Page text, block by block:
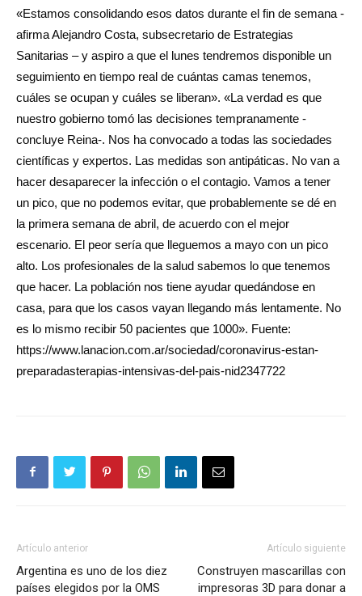
«Estamos consolidando esos datos durante el fin de semana -
afirma Alejandro Costa, subsecretario de Estrategias
Sanitarias – y aspiro a que el lunes tendremos disponible un
seguimiento en tiempo real de cuántas camas tenemos,
cuáles se ocupan y cuáles se liberan». «La verdad es que
nuestro gobierno tomó las decisiones tempranamente -
concluye Reina-. Nos ha convocado a todas las sociedades
científicas y expertos. Las medidas son antipáticas. No van a
hacer desaparecer la infección o el contagio. Vamos a tener
un pico, que no podemos evitar, que probablemente se dé en
la primera semana de abril, de acuerdo con el mejor
escenario. El peor sería que lleguemos a mayo con un pico
alto. Los profesionales de la salud sabemos lo que tenemos
que hacer. La población nos tiene ayudar quedándose en
casa, para que los casos vayan llegando más lentamente. No
es lo mismo recibir 50 pacientes que 1000». Fuente:
https://www.lanacion.com.ar/sociedad/coronavirus-estan-
preparadasterapias-intensivas-del-pais-nid2347722
Artículo anterior
Argentina es uno de los diez
países elegidos por la OMS
Artículo siguiente
Construyen mascarillas con
impresoras 3D para donar a